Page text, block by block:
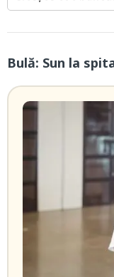
Bulă: Sun la